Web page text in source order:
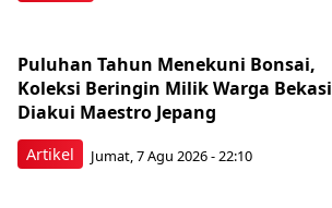
Artikel
Puluhan Tahun Menekuni Bonsai,
Koleksi Beringin Milik Warga Bekasi
Diakui Maestro Jepang
Jumat, 7 Agu 2026 - 22:10